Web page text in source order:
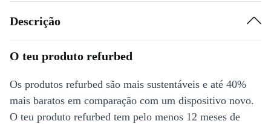
Descrição
O teu produto refurbed
Os produtos refurbed são mais sustentáveis e até 40%
mais baratos em comparação com um dispositivo novo.
O teu produto refurbed tem pelo menos 12 meses de